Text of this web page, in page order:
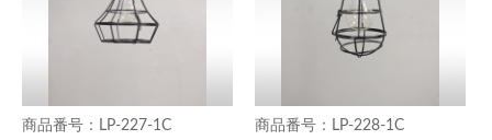
LP-227-1C
LP-228-1C